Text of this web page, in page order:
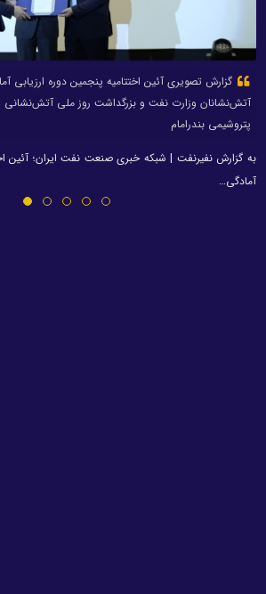
گزارش تصویری آئین اختتامیه پنجمین دوره
آتش‌نشانان وزارت نفت و بزرگداشت روز ملی آتش‌نشانی و
پتروشیمی بندرامام
به گزارش نفیرنفت | شبکه خبری صنعت نفت ایران؛ آئین
آمادگی…